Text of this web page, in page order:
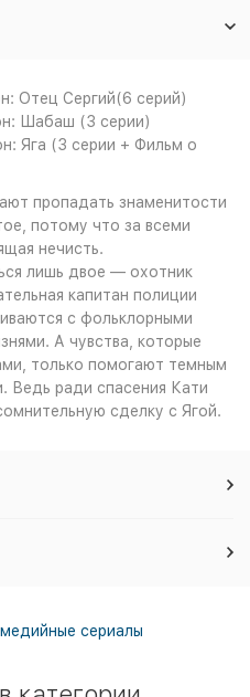
Отец Сергий(6 серий)
Шабаш (3 серии)
Яга (3 серии + Фильм о
пропадать знаменитости
потому что за всеми
нечисть.
лишь двое — охотник
капитан полиции
с фольклорными
А чувства, которые
только помогают темным
Ведь ради спасения Кати
сделку с Ягой.
сериалы